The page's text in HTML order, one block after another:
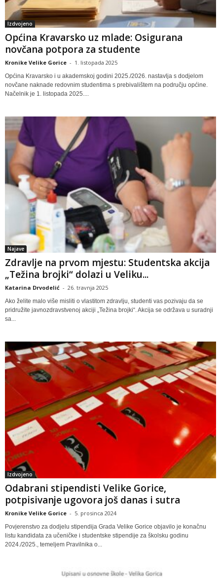
Izdvojeno
Općina Kravarsko uz mlade: Osigurana
novčana potpora za studente
Kronike Velike Gorice - 1. listopada 2025
Općina Kravarsko i u akademskoj godini 2025./2026. nastavlja s dodjelom
novčane naknade redovnim studentima s prebivalištem na području općine.
Načelnik je 1. listopada 2025....
Najave
Zdravlje na prvom mjestu: Studentska akcija
„Težina brojki“ dolazi u Veliku...
Katarina Drvodelić - 26. travnja 2025
Ako želite malo više misliti o vlastitom zdravlju, studenti vas pozivaju da se
pridružite javnozdravstvenoj akciji „Težina brojki“. Akcija se održava u suradnji
sa...
Izdvojeno
Odabrani stipendisti Velike Gorice,
potpisivanje ugovora još danas i sutra
Kronike Velike Gorice - 5. prosinca 2024
Povjerenstvo za dodjelu stipendija Grada Velike Gorice objavilo je konačnu
listu kandidata za učeničke i studentske stipendije za školsku godinu
2024./2025., temeljem Pravilnika o...